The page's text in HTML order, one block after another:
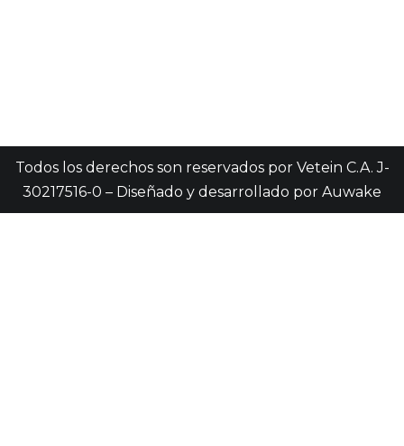
Todos los derechos son reservados por Vetein C.A. J-
30217516-0 – Diseñado y desarrollado por Auwake